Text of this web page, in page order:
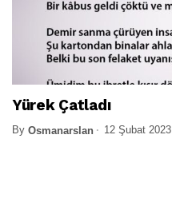
Yürek Çatladı
By Osmanarslan 12 Şubat 2023